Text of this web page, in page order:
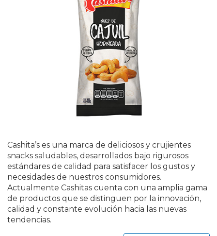
Cashita’s es una marca de deliciosos y crujientes
snacks saludables, desarrollados bajo rigurosos
estándares de calidad para satisfacer los gustos y
necesidades de nuestros consumidores.
Actualmente Cashitas cuenta con una amplia gama
de productos que se distinguen por la innovación,
calidad y constante evolución hacia las nuevas
tendencias.